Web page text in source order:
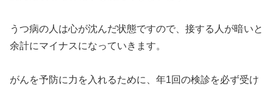
うつ病の人は心が沈んだ状態ですので、接する人が暗いと
余計にマイナスになっていきます。
がんを予防に力を入れるために、年1回の検診を必ず受け